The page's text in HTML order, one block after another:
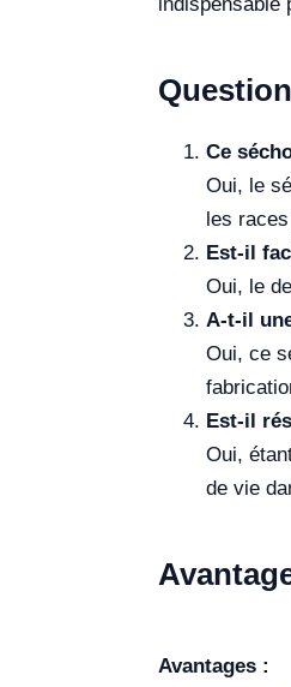
Ce
Oui, le
les
Est-il
Oui, le
A-t-il
Oui, ce
Est-il
Oui,
de vie
Avantages :